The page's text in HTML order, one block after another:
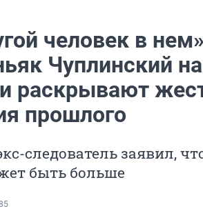
человек в
Чуплинский
раскрывают
прошлого
следователь заявил,
быть больше